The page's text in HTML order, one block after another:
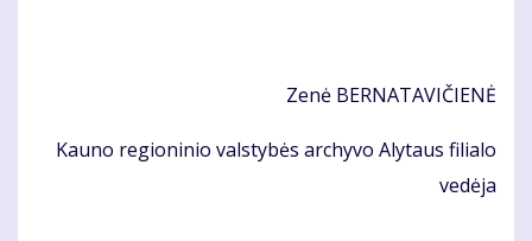
Ze­nė BER­NA­TA­VI­ČIE­NĖ
Kau­no re­gio­ni­nio vals­ty­bės ar­chy­vo Aly­taus fi­lia­lo
ve­dė­ja